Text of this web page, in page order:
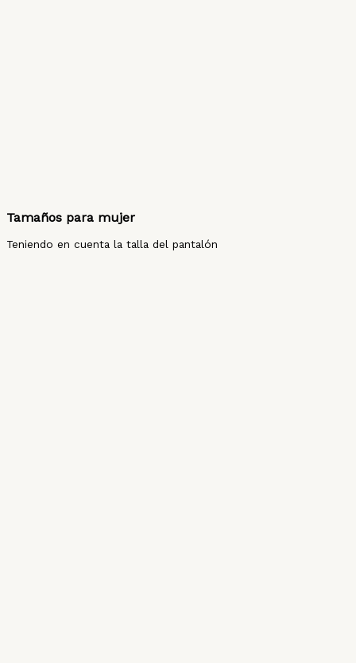
Tamaños para mujer
Teniendo en cuenta la talla del pantalón